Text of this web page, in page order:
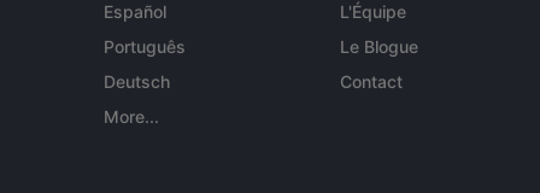
Español
Português
Deutsch
More...
L'Équipe
Le Blogue
Contact